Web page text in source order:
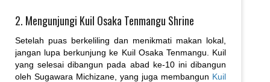
2. Mengunjungi Kuil Osaka Tenmangu Shrine
Setelah puas berkeliling dan menikmati makan lokal,
jangan lupa berkunjung ke Kuil Osaka Tenmangu. Kuil
yang selesai dibangun pada abad ke-10 ini dibangun
oleh Sugawara Michizane, yang juga membangun Kuil